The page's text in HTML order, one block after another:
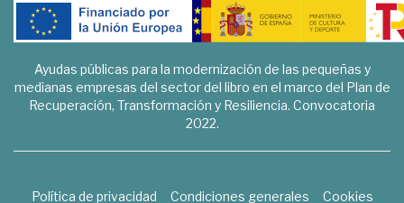
Ayudas públicas para la modernización de las pequeñas y
medianas empresas del sector del libro en el marco del Plan de
Recuperación, Transformación y Resiliencia. Convocatoria
2022.
Política de privacidad Condiciones generales
Cookies